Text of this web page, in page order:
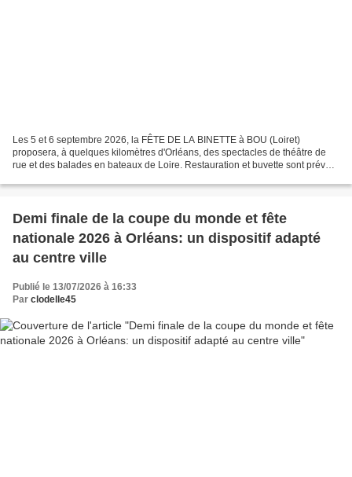
Les 5 et 6 septembre 2026, la FÊTE DE LA BINETTE à BOU (Loiret)
proposera, à quelques kilomètres d'Orléans, des spectacles de théâtre de
rue et des balades en bateaux de Loire. Restauration et buvette sont prévus
Demi finale de la coupe du monde et fête
nationale 2026 à Orléans: un dispositif adapté
au centre ville
Publié le 13/07/2026 à 16:33
Par clodelle45